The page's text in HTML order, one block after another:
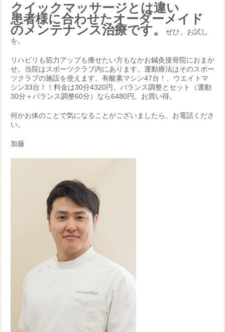
クイックマッサージとは違い
患者様に合わせたオーダーメイド
のメンテナンス治療です。
ぜひ、お試し
を。
リハビリも筋力アップも痩せたい方もなかお鍼灸接骨院におまか
せ。当院はスポーツクラブ内にあります。運動療法はそのスポー
ツクラブの施設を使えます。有酸素マシン47台！、ウエイトマ
シン33台！！料金は30分4320円。バランス調整とセット（運動
30分＋バランス調整60分）なら6480円。お買い得。
何かお体のことで気になることがございましたら、お電話くださ
い。
加藤